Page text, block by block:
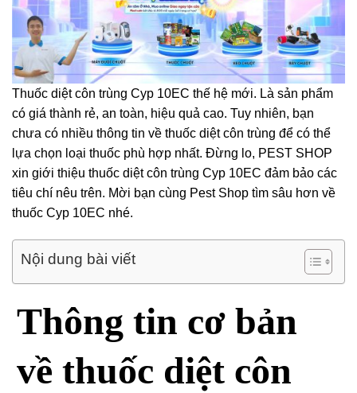
Thuốc diệt côn trùng Cyp 10EC thế hệ mới. Là sản phẩm
có giá thành rẻ, an toàn, hiệu quả cao. Tuy nhiên, bạn
chưa có nhiều thông tin về thuốc diệt côn trùng để có thể
lựa chọn loại thuốc phù hợp nhất. Đừng lo, PEST SHOP
xin giới thiệu thuốc diệt côn trùng Cyp 10EC đảm bảo các
tiêu chí nêu trên. Mời bạn cùng Pest Shop tìm sâu hơn về
thuốc Cyp 10EC nhé.
Nội dung bài viết
Thông tin cơ bản
về thuốc diệt côn